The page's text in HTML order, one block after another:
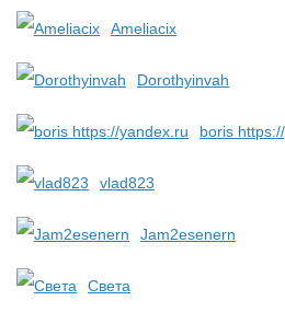
Ameliacix
Dorothyinvah
boris
vlad823
Jam2esenern
Света